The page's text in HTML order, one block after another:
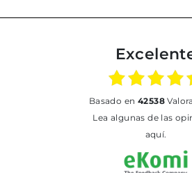
basado en 42538
Lea algunas de las opiniones
aquí.